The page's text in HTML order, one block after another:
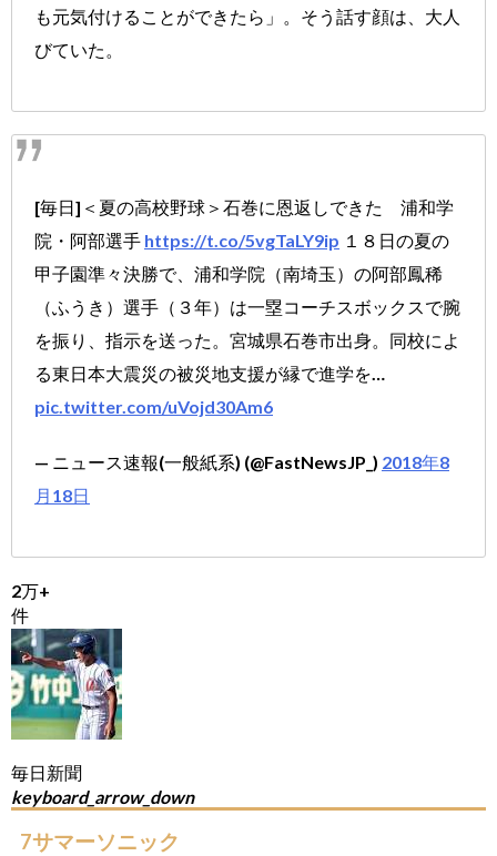
も元気付けることができたら」。そう話す顔は、大人
びていた。
[毎日]＜夏の高校野球＞石巻に恩返しできた 浦和学
院・阿部選手 https://t.co/5vgTaLY9ip １８日の夏の
甲子園準々決勝で、浦和学院（南埼玉）の阿部鳳稀
（ふうき）選手（３年）は一塁コーチスボックスで腕
を振り、指示を送った。宮城県石巻市出身。同校によ
る東日本大震災の被災地支援が縁で進学を…
pic.twitter.com/uVojd30Am6
— ニュース速報(一般紙系) (@FastNewsJP_) 2018年8
月18日
2万+
件
毎日新聞
keyboard_arrow_down
7サマーソニック